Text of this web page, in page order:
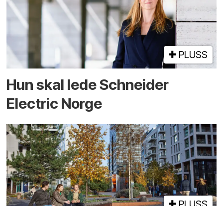
PLUSS
Hun skal lede Schneider
Electric Norge